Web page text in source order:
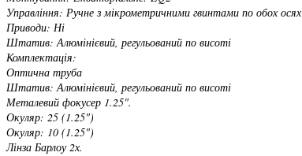
Управління: Ручне з мікрометричними гвинтами по обох осях
Приводи: Ні
Штатив: Алюмінієвий, регульований по висоті
Комплектація:
Оптична труба
Штатив: Алюмінієвий, регульований по висоті
Металевий фокусер 1.25".
Окуляр: 25 (1.25")
Окуляр: 10 (1.25")
Лінза Барлоу 2х.